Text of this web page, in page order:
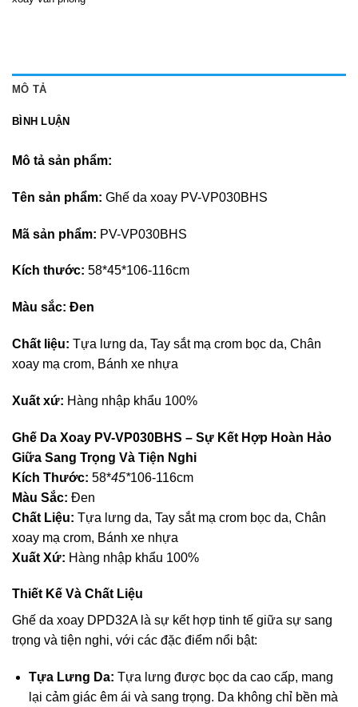
MÔ TẢ
BÌNH LUẬN
Mô tả sản phẩm:
Tên sản phẩm: Ghế da xoay PV-VP030BHS
Mã sản phẩm: PV-VP030BHS
Kích thước: 58*45*106-116cm
Màu sắc: Đen
Chất liệu: Tựa lưng da, Tay sắt mạ crom bọc da, Chân
xoay mạ crom, Bánh xe nhựa
Xuất xứ: Hàng nhập khẩu 100%
Ghế Da Xoay PV-VP030BHS – Sự Kết Hợp Hoàn Hảo
Giữa Sang Trọng Và Tiện Nghi
Kích Thước: 58*45*106-116cm
Màu Sắc: Đen
Chất Liệu: Tựa lưng da, Tay sắt mạ crom bọc da, Chân
xoay mạ crom, Bánh xe nhựa
Xuất Xứ: Hàng nhập khẩu 100%
Thiết Kế Và Chất Liệu
Ghế da xoay DPD32A là sự kết hợp tinh tế giữa sự sang
trọng và tiện nghi, với các đặc điểm nổi bật:
Tựa Lưng Da: Tựa lưng được bọc da cao cấp, mang
lại cảm giác êm ái và sang trọng. Da không chỉ bền mà